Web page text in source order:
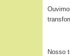
Nosso